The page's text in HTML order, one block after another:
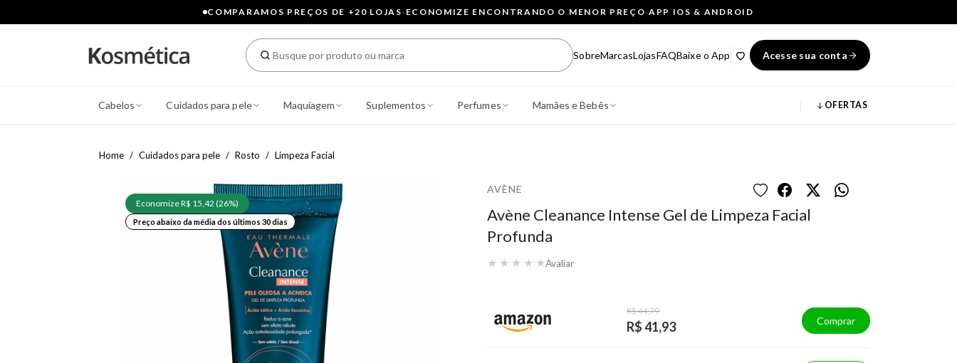
COMPARAMOS PREÇOS DE +20 LOJAS· ECONOMIZE ENCONTRANDO O MENOR PREÇO·APP IOS & ANDROID
SobreMarcasLojasFAQBaixe o App Acesse sua conta
Cabelos Cuidados para pele Maquiagem Suplementos Perfumes Mamães e Bebês OFERTAS
Home Cuidados para pele Rosto Limpeza Facial
Economize R$ 15,42 (26%)
Preço abaixo da média dos últimos 30 dias
AVÈNE
Avène Cleanance Intense Gel de Limpeza Facial
Profunda
★ ★ ★ ★ ★Avaliar
R$ 44,79
R$ 41,93 Comprar